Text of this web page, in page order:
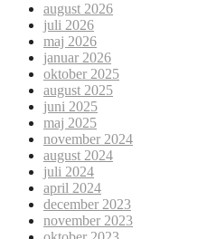
august 2026
juli 2026
maj 2026
januar 2026
oktober 2025
august 2025
juni 2025
maj 2025
november 2024
august 2024
juli 2024
april 2024
december 2023
november 2023